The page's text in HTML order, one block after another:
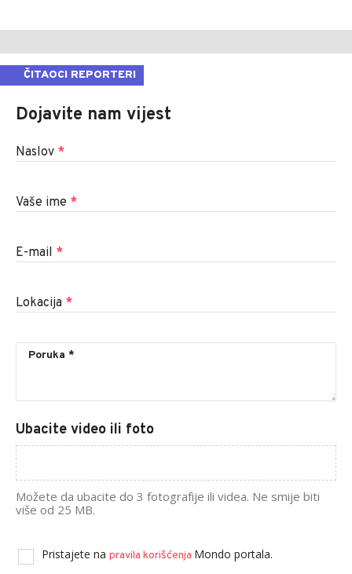
ČITAOCI REPORTERI
Dojavite nam vijest
Naslov *
Vaše ime *
E-mail *
Lokacija *
Ubacite video ili foto
Možete da ubacite do 3 fotografije ili videa. Ne smije biti
više od 25 MB.
Pristajete na pravila korišćenja Mondo portala.